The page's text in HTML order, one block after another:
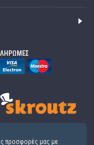
προσφορές μας με